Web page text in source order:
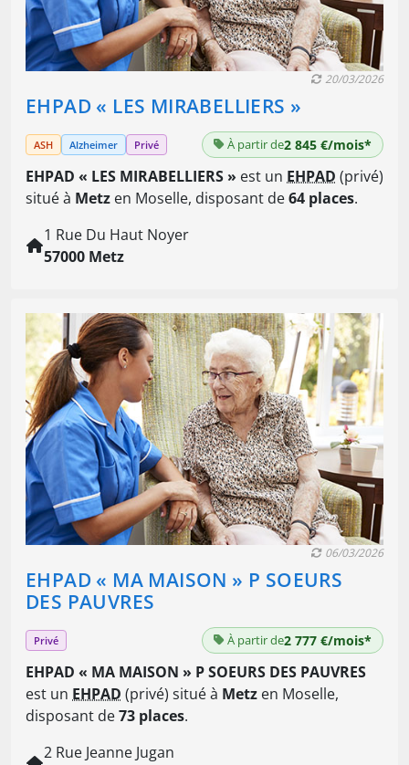
EHPAD « LES MIRABELLIERS »
20/03/2026
ASH Alzheimer Privé À partir de2 845 €/mois*
EHPAD « LES MIRABELLIERS » est un EHPAD (privé)
situé à Metz en Moselle, disposant de64 places.
1 Rue Du Haut Noyer
57000 Metz
EHPAD « MA MAISON » P SOEURS
DES PAUVRES
06/03/2026
Privé À partir de2 777 €/mois*
EHPAD « MA MAISON » P SOEURS DES PAUVRES
est un EHPAD (privé) situé à Metz en Moselle,
disposant de73 places.
2 Rue Jeanne Jugan